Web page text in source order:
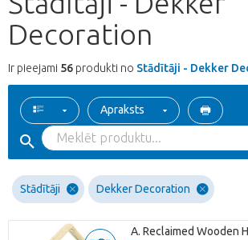
Decoration
Ir pieejami 56 produkti no Stādītāji - Dekker
Apraksts
Stādītāji Dekker Decoration
A. Reclaimed Wooden